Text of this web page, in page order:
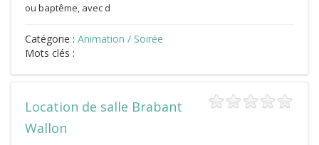
ou baptême, avec d
Catégorie : Animation / Soirée
Mots clés :
Location de salle Brabant
Wallon